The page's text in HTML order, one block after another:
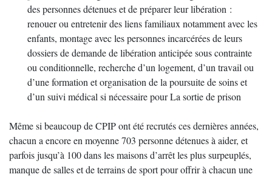
des personnes détenues et de préparer leur libération :
renouer ou entretenir des liens familiaux notamment avec les
enfants, montage avec les personnes incarcérées de leurs
dossiers de demande de libération anticipée sous contrainte
ou conditionnelle, recherche d’un logement, d’un travail ou
d’une formation et organisation de la poursuite de soins et
d’un suivi médical si nécessaire pour La sortie de prison
Même si beaucoup de CPIP ont été recrutés ces dernières années,
chacun a encore en moyenne 703 personne détenues à aider, et
parfois jusqu’à 100 dans les maisons d’arrêt les plus surpeuplés,
manque de salles et de terrains de sport pour offrir à chacun une